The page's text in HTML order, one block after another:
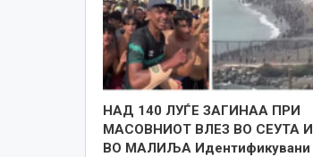
НАД 140 ЛУЃЕ ЗАГИНАА ПРИ
МАСОВНИОТ ВЛЕЗ ВО СЕУТА И
ВО МАЛИЉА Идентификувани